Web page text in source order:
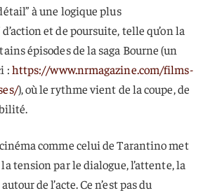
à une logique plus
et de poursuite, telle qu’on la
épisodes de la saga Bourne (un
:https://www.nrmagazine.com/films-
), où le rythme vient de la coupe, de
comme celui de Tarantino met
tension par le dialogue, l’attente, la
de l’acte. Ce n’est pas du